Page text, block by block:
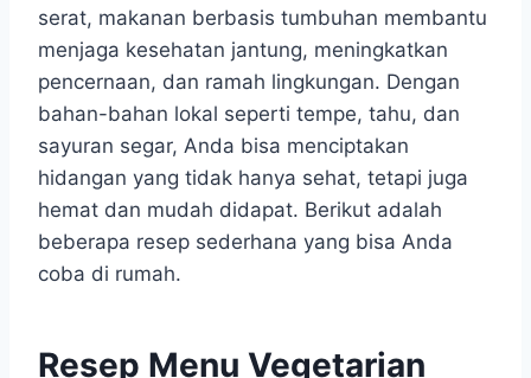
serat, makanan berbasis tumbuhan membantu
menjaga kesehatan jantung, meningkatkan
pencernaan, dan ramah lingkungan. Dengan
bahan-bahan lokal seperti tempe, tahu, dan
sayuran segar, Anda bisa menciptakan
hidangan yang tidak hanya sehat, tetapi juga
hemat dan mudah didapat. Berikut adalah
beberapa resep sederhana yang bisa Anda
coba di rumah.
Resep Menu Vegetarian